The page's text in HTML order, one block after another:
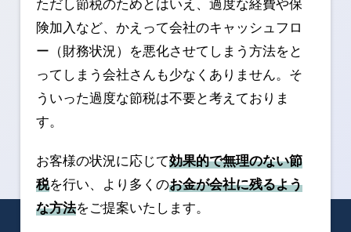
ただし節税のためとはいえ、過度な経費や保
険加入など、かえって会社のキャッシュフロ
ー（財務状況）を悪化させてしまう方法をと
ってしまう会社さんも少なくありません。そ
ういった過度な節税は不要と考えておりま
す。
お客様の状況に応じて効果的で無理のない節
税を行い、より多くのお金が会社に残るよう
な方法をご提案いたします。